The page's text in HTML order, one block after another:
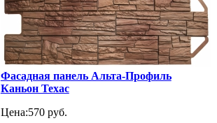
Фасадная панель Альта-Профиль
Каньон Техас
Цена:570 руб.